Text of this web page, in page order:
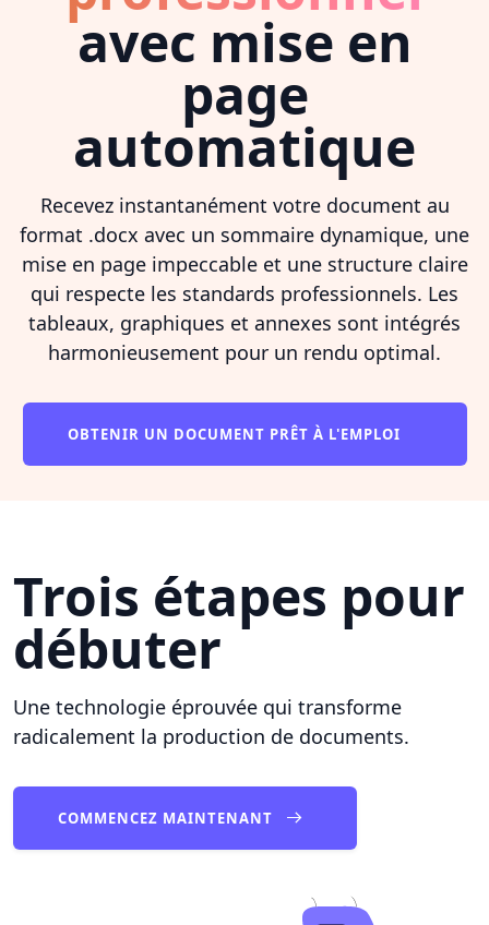
avec mise en
page
automatique
Recevez instantanément votre document au
format .docx avec un sommaire dynamique, une
mise en page impeccable et une structure claire
qui respecte les standards professionnels. Les
tableaux, graphiques et annexes sont intégrés
harmonieusement pour un rendu optimal.
OBTENIR UN DOCUMENT PRÊT À L'EMPLOI
Trois étapes pour
débuter
Une technologie éprouvée qui transforme
radicalement la production de documents.
COMMENCEZ MAINTENANT